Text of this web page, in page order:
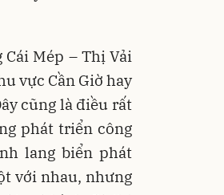
Mép – Thị Vải
vực Cần Giờ hay
cũng là điều rất
phát triển công
lang biển phát
với nhau, nhưng